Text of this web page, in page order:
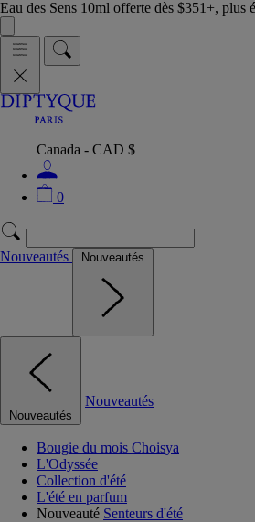
Eau des Sens 10ml offerte dès $351+, plus
Canada - CAD $
0
Nouveautés Nouveautés
Nouveautés
Nouveautés
Bougie du mois Choisya
L'Odyssée
Collection d'été
L'été en parfum
Nouveauté Senteurs d'été